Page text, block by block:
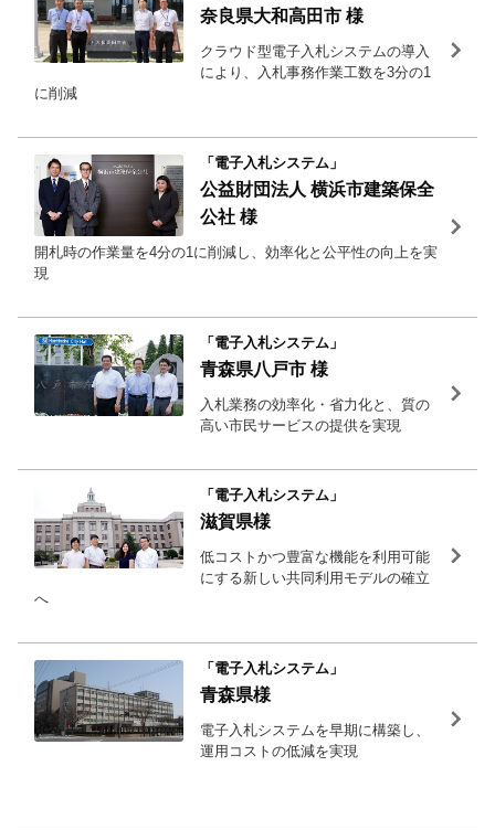
奈良県大和高田市 様
クラウド型電子入札システムの導入
により、入札事務作業工数を3分の1
に削減
「電子入札システム」
公益財団法人 横浜市建築保全
公社 様
開札時の作業量を4分の1に削減し、効率化と公平性の向上を実
現
「電子入札システム」
青森県八戸市 様
入札業務の効率化・省力化と、質の
高い市民サービスの提供を実現
「電子入札システム」
滋賀県様
低コストかつ豊富な機能を利用可能
にする新しい共同利用モデルの確立
へ
「電子入札システム」
青森県様
電子入札システムを早期に構築し、
運用コストの低減を実現